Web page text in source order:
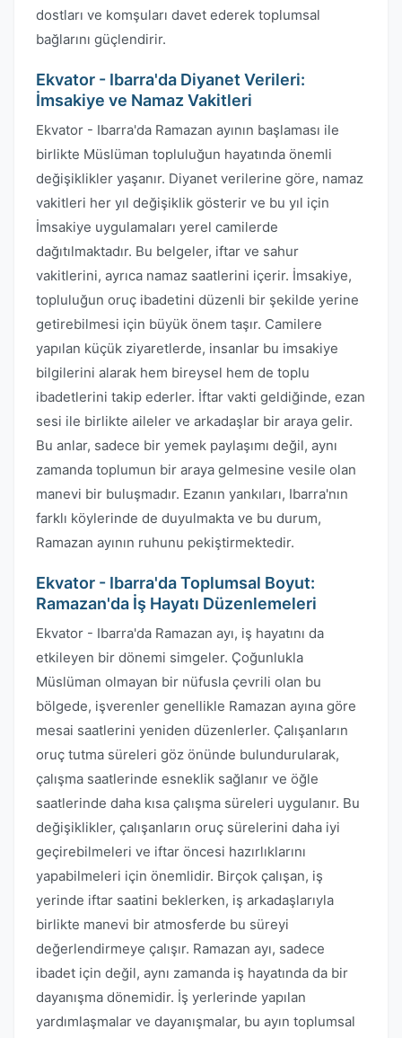
dostları ve komşuları davet ederek toplumsal
bağlarını güçlendirir.
Ekvator - Ibarra'da Diyanet Verileri:
İmsakiye ve Namaz Vakitleri
Ekvator - Ibarra'da Ramazan ayının başlaması ile
birlikte Müslüman topluluğun hayatında önemli
değişiklikler yaşanır. Diyanet verilerine göre, namaz
vakitleri her yıl değişiklik gösterir ve bu yıl için
İmsakiye uygulamaları yerel camilerde
dağıtılmaktadır. Bu belgeler, iftar ve sahur
vakitlerini, ayrıca namaz saatlerini içerir. İmsakiye,
topluluğun oruç ibadetini düzenli bir şekilde yerine
getirebilmesi için büyük önem taşır. Camilere
yapılan küçük ziyaretlerde, insanlar bu imsakiye
bilgilerini alarak hem bireysel hem de toplu
ibadetlerini takip ederler. İftar vakti geldiğinde, ezan
sesi ile birlikte aileler ve arkadaşlar bir araya gelir.
Bu anlar, sadece bir yemek paylaşımı değil, aynı
zamanda toplumun bir araya gelmesine vesile olan
manevi bir buluşmadır. Ezanın yankıları, Ibarra'nın
farklı köylerinde de duyulmakta ve bu durum,
Ramazan ayının ruhunu pekiştirmektedir.
Ekvator - Ibarra'da Toplumsal Boyut:
Ramazan'da İş Hayatı Düzenlemeleri
Ekvator - Ibarra'da Ramazan ayı, iş hayatını da
etkileyen bir dönemi simgeler. Çoğunlukla
Müslüman olmayan bir nüfusla çevrili olan bu
bölgede, işverenler genellikle Ramazan ayına göre
mesai saatlerini yeniden düzenlerler. Çalışanların
oruç tutma süreleri göz önünde bulundurularak,
çalışma saatlerinde esneklik sağlanır ve öğle
saatlerinde daha kısa çalışma süreleri uygulanır. Bu
değişiklikler, çalışanların oruç sürelerini daha iyi
geçirebilmeleri ve iftar öncesi hazırlıklarını
yapabilmeleri için önemlidir. Birçok çalışan, iş
yerinde iftar saatini beklerken, iş arkadaşlarıyla
birlikte manevi bir atmosferde bu süreyi
değerlendirmeye çalışır. Ramazan ayı, sadece
ibadet için değil, aynı zamanda iş hayatında da bir
dayanışma dönemidir. İş yerlerinde yapılan
yardımlaşmalar ve dayanışmalar, bu ayın toplumsal